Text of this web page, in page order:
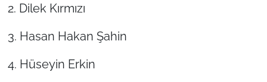
2. Dilek Kırmızı
3. Hasan Hakan Şahin
4. Hüseyin Erkin